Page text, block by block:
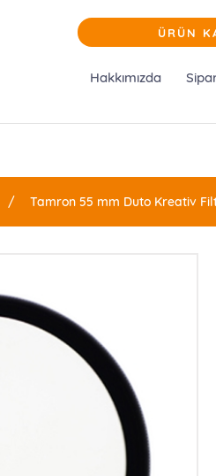
ÜRÜN
Hakkımızda
Tamron 55 mm Duto Kreativ